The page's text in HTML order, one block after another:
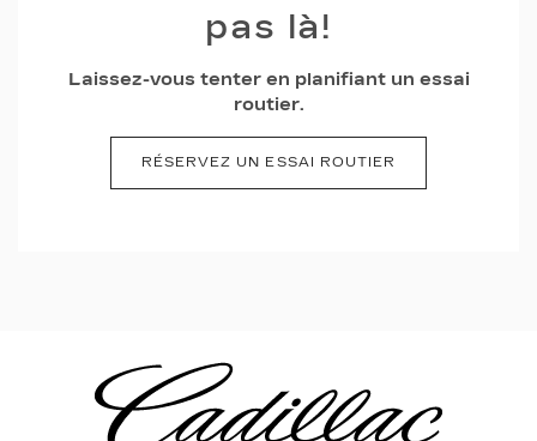
pas là!
Laissez-vous tenter en planifiant un essai
routier.
RÉSERVEZ UN ESSAI ROUTIER